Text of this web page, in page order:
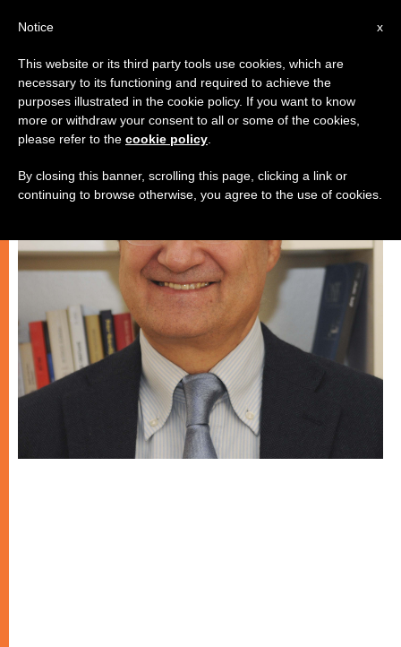
ARTE E CULTURA
x
Notice
This website or its third party tools use cookies, which are
necessary to its functioning and required to achieve the
purposes illustrated in the cookie policy. If you want to know
more or withdraw your consent to all or some of the cookies,
please refer to the cookie policy
By closing this banner, scrolling this page, clicking a link or
continuing to browse otherwise, you agree to the use of cookies.